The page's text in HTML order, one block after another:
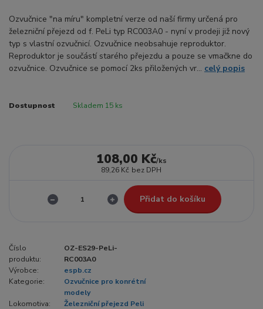
Ozvučnice "na míru" kompletní verze od naší firmy určená pro
železniční přejezd od f. PeLi typ RC003A0 - nyní v prodeji již nový
typ s vlastní ozvučnicí. Ozvučnice neobsahuje reproduktor.
Reproduktor je součástí starého přejezdu a pouze se vmačkne do
ozvučnice. Ozvučnice se pomocí 2ks přiložených vr... celý popis
Dostupnost Skladem 15 ks
108,00 Kč/ks
89,26 Kč bez DPH
Přidat do košíku
Číslo
produktu:
OZ-ES29-PeLi-
RC003A0
Výrobce:
espb.cz
Kategorie:
Ozvučnice pro konrétní
modely
Lokomotiva:
Železniční přejezd Peli